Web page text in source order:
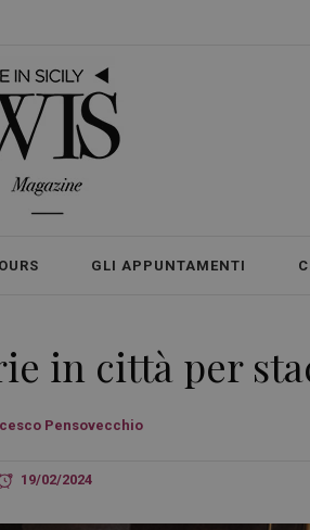
GLI APPUNTAMENTI
in città per
Pensovecchio
19/02/2024